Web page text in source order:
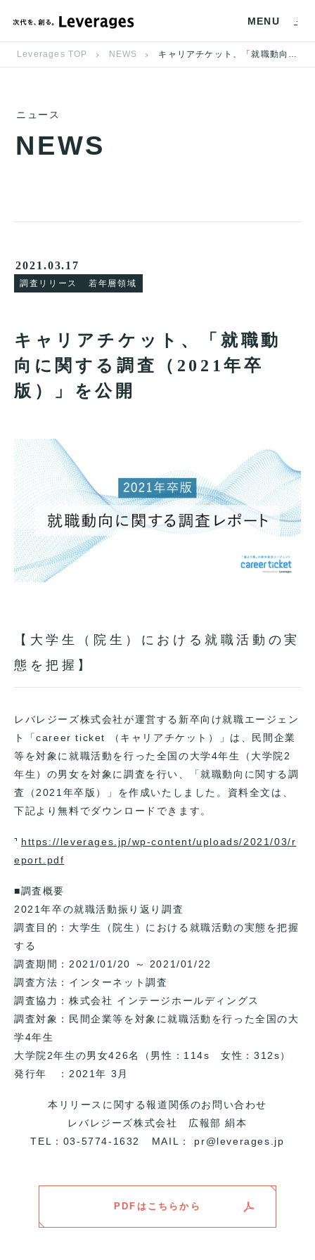
MENU
Leverages TOP NEWS
ニュース
NEWS
2021.03.17
調査リリース 若年層領域
キャリアチケット、「就職動
向に関する調査（2021年卒
版）」を公開
【大学生（院生）における就職活動の実
態を把握】
レバレジーズ株式会社が運営する新卒向け就職エージェン
ト「career ticket （キャリアチケット）」は、民間企業
等を対象に就職活動を行った全国の大学4年生（大学院2
年生）の男女を対象に調査を行い、「就職動向に関する調
査（2021年卒版）」を作成いたしました。資料全文は、
下記より無料でダウンロードできます。
https://leverages.jp/wp-content/uploads/2021/03/r
eport.pdf
■調査概要
2021年卒の就職活動振り返り調査
調査目的：大学生（院生）における就職活動の実態を把握
する
調査期間：2021/01/20 ～ 2021/01/22
調査方法：インターネット調査
調査協力：株式会社 インテージホールディングス
調査対象：民間企業等を対象に就職活動を行った全国の大
学4年生
大学院2年生の男女426名（男性：114s 女性：312s）
発行年 ：2021年 3月
本リリースに関する報道関係のお問い合わせ
レバレジーズ株式会社 広報部 絹本
TEL：03-5774-1632 MAIL： pr@leverages.jp
PDFはこちらから